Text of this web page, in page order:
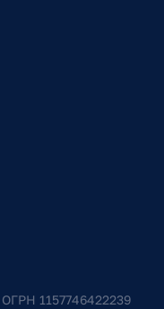
1157746422239